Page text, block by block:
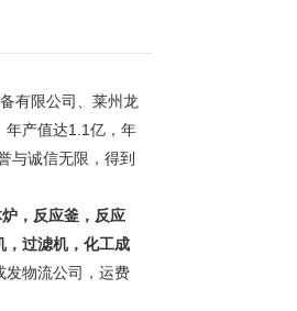
有限公司、莱州龙
年产值达1.1亿，年
与诚信无限，得到
，反应釜，反应
，过滤机，化工成
发物流公司，运费